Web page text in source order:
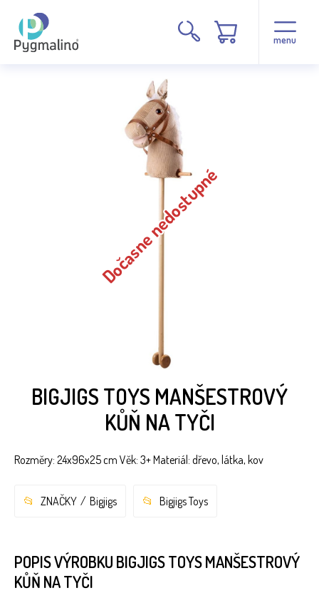
menu
Dočasne nedostupné
BIGJIGS TOYS MANŠESTROVÝ
KŮŇ NA TYČI
Rozměry: 24x96x25 cm Věk: 3+ Materiál: dřevo, látka, kov
ZNAČKY Bigjigs Bigjigs Toys
POPIS VÝROBKU BIGJIGS TOYS MANŠESTROVÝ
KŮŇ NA TYČI